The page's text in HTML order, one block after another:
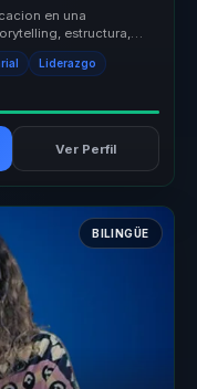
en una
estructura,
Liderazgo
Ver Perfil
BILINGÜE